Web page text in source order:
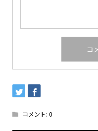
コメント: 0